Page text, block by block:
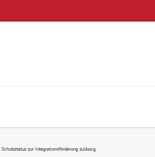
zur Integrationsförderung zulässig